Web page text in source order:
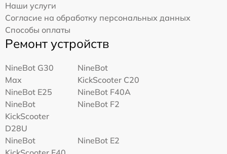
Наши услуги
Согласие на обработку персональных данных
Способы оплаты
Ремонт устройств
NineBot G30
Max
NineBot
KickScooter C20
NineBot E25
NineBot F40A
NineBot
KickScooter
D28U
NineBot F2
NineBot
NineBot E2